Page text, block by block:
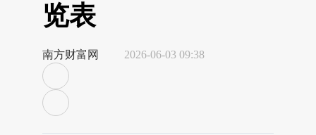
览表
南方财富网 2026-06-03 09:38